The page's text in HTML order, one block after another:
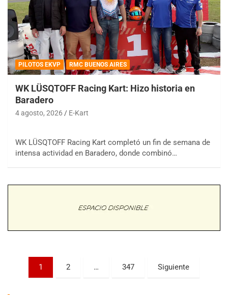
PILOTOS EKVP RMC BUENOS AIRES
WK LÜSQTOFF Racing Kart: Hizo historia en
Baradero
4 agosto, 2026 E-Kart
WK LÜSQTOFF Racing Kart completó un fin de semana de
intensa actividad en Baradero, donde combinó…
Paginación
1 2 … 347 Siguiente
COBERTURA ESPECIAL DE E-KART.COM.AR
08/09-AGO
Parque de la Velocidad (Asfalto)
Villaguay (Entre Ríos)